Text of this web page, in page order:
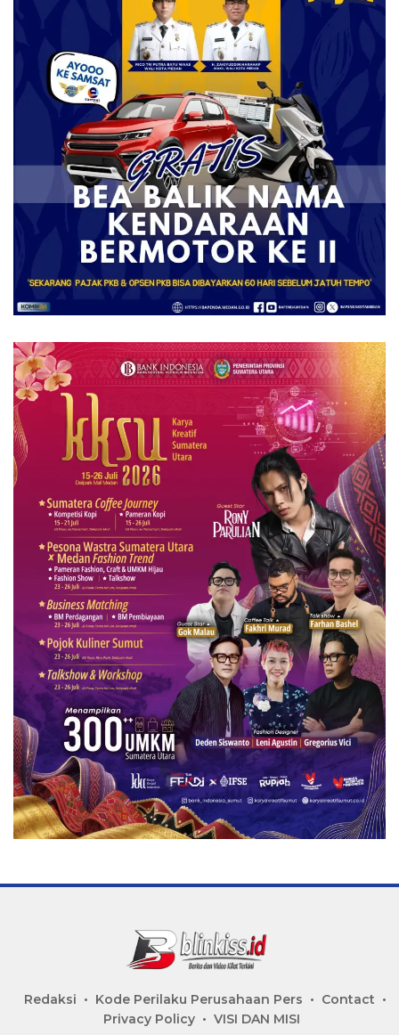
Redaksi Kode Perilaku Perusahaan Pers
Contact
Privacy Policy
VISI DAN MISI